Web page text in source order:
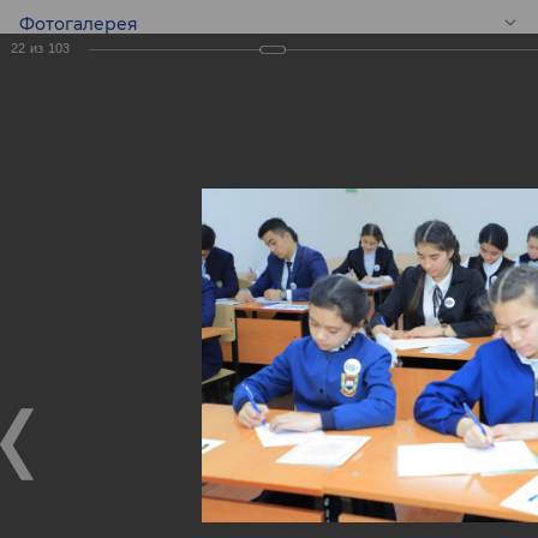
Фотогалерея
школьников -
Global Money Week!
Конкурс эссе среди школьников - Global Money Week!
22 из 103